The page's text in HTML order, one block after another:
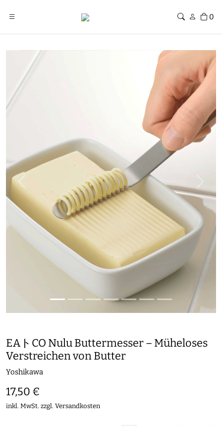
0
Previous Next
EAトCO Nulu Buttermesser – Müheloses
Verstreichen von Butter
Yoshikawa
17,50 €
inkl. MwSt. zzgl. Versandkosten